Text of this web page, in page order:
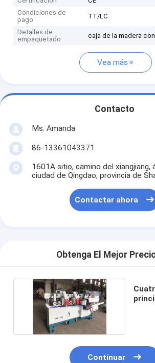
Condiciones de
pago
TT/LC
Detalles de
empaquetado
caja de la madera
Vea más
Contacto
Ms. Amanda
86-13361043371
1601A sitio, camino del xiangjiang,
ciudad de Qingdao, provincia de
Contactar ahora
Obtenga El Mejor
Continuar